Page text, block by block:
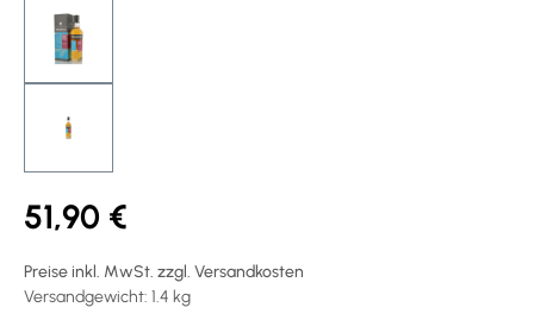
51,90 €
Preise inkl. MwSt. zzgl. Versandkosten
Versandgewicht: 1.4 kg